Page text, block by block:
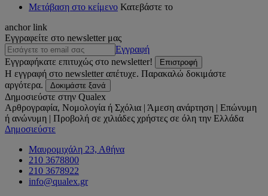
Μετάβαση στο κείμενο Κατεβάστε το
anchor link
Εγγραφείτε στο newsletter μας
Εγγραφή
Εγγραφήκατε επιτυχώς στο newsletter!
Επιστροφή
Η εγγραφή στο newsletter απέτυχε. Παρακαλώ δοκιμάστε
αργότερα.
Δοκιμάστε ξανά
Δημοσιεύστε στην Qualex
Αρθρογραφία, Νομολογία ή Σχόλια | Άμεση ανάρτηση | Επώνυμη
ή ανώνυμη | Προβολή σε χιλιάδες χρήστες σε όλη την Ελλάδα
Δημοσιεύστε
Μαυρομιχάλη 23, Αθήνα
210 3678800
210 3678922
info@qualex.gr